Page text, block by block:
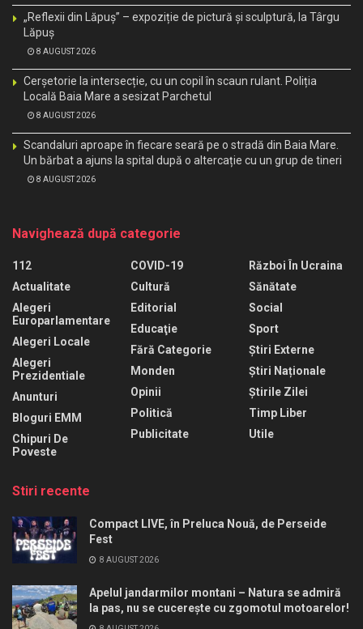
„Reflexii din Lăpuș” – expoziție de pictură și sculptură, la Târgu
Lăpuș
8 AUGUST 2026
Cerșetorie la intersecție, cu un copil în scaun rulant. Poliția
Locală Baia Mare a sesizat Parchetul
8 AUGUST 2026
Scandaluri aproape în fiecare seară pe o stradă din Baia Mare.
Un bărbat a ajuns la spital după o altercație cu un grup de tineri
8 AUGUST 2026
Navighează după categorie
112
Actualitate
Alegeri
Europarlamentare
Alegeri Locale
Alegeri
Prezidentiale
Anunturi
Bloguri EMM
Chipuri De
Poveste
COVID-19
Cultură
Editorial
Educaţie
Fără Categorie
Monden
Opinii
Politică
Publicitate
Război În Ucraina
Sănătate
Social
Sport
Știri Externe
Știri Naționale
Știrile Zilei
Timp Liber
Utile
Stiri recente
Compact LIVE, în Preluca Nouă, de Perseide
Fest
8 AUGUST 2026
Apelul jandarmilor montani – Natura se admiră
la pas, nu se cucerește cu zgomotul motoarelor!